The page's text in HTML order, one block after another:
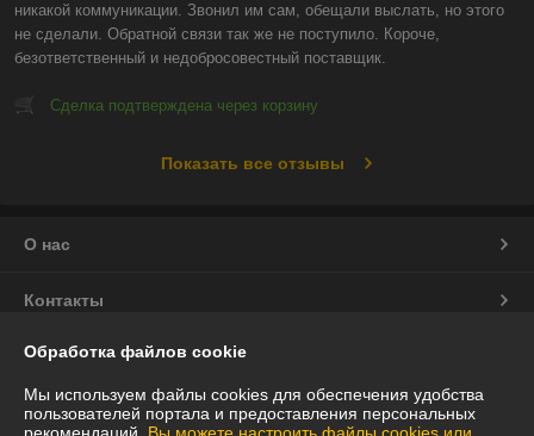
никакой коммуникации. Звонил им сам, обещали выслать, но этого
не сделали. Обратной связи так же не поступило. Короче,
безответственный и недобросовестный поставщик.
Сделка подтверждена через корзину
Показать все отзывы
О нас
Контакты
Доставка и оплата
График работы
Обработка файлов cookie
Мы используем файлы cookies для обеспечения удобства
пользователей портала и предоставления персональных